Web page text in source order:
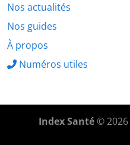
Nos actualités
Nos guides
À propos
Numéros utiles
Index Santé© 2026